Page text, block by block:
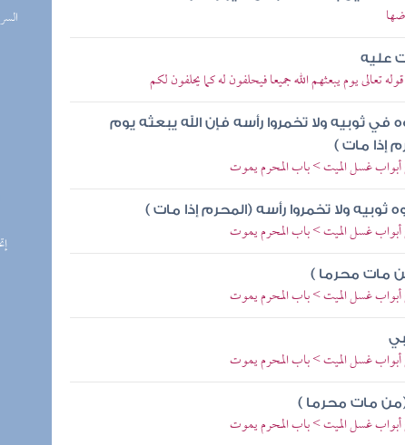
عليه
تعالى يوم يبعثهم الله جميعا فيحلفون له كما يحلفون لكم
ثوبيه ولا تخمروا رأسه فإن الله يبعثه يوم
إذا مات )
أبواب غسل الميت > باب المحرم يموت
ثوبيه ولا تخمروا رأسه (المحرم إذا مات )
أبواب غسل الميت > باب المحرم يموت
مات محرما )
أبواب غسل الميت > باب المحرم يموت
أبواب غسل الميت > باب المحرم يموت
(من مات محرما )
أبواب غسل الميت > باب المحرم يموت